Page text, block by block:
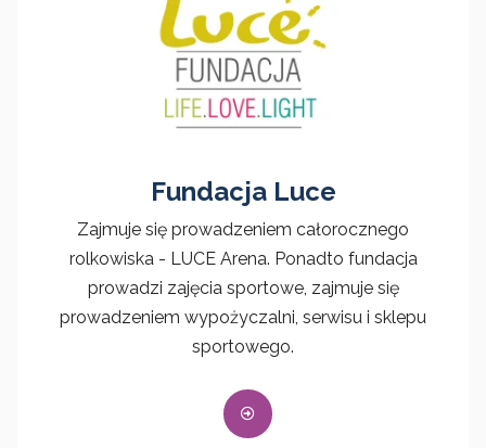
Fundacja Luce
Zajmuje się prowadzeniem całorocznego
rolkowiska - LUCE Arena. Ponadto fundacja
prowadzi zajęcia sportowe, zajmuje się
prowadzeniem wypożyczalni, serwisu i sklepu
sportowego.